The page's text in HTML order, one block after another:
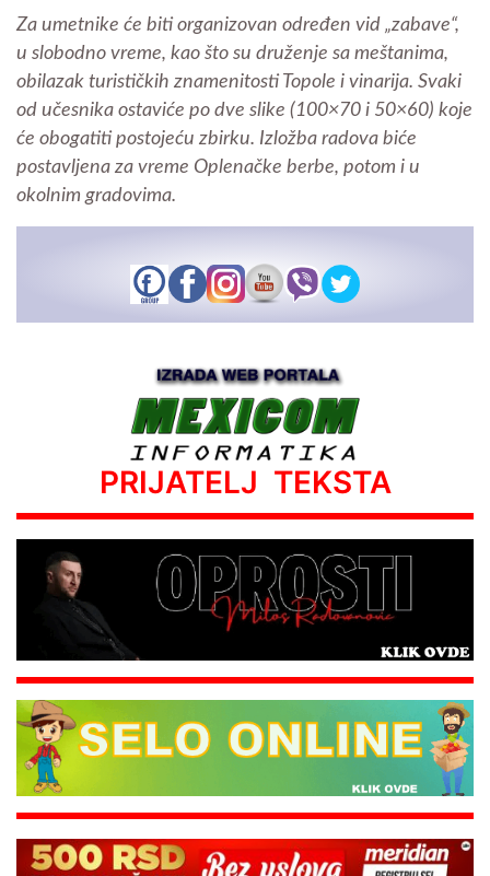
Za umetnike će biti organizovan određen vid „zabave“,
u slobodno vreme, kao što su druženje sa meštanima,
obilazak turističkih znamenitosti Topole i vinarija. Svaki
od učesnika ostaviće po dve slike (100×70 i 50×60) koje
će obogatiti postojeću zbirku. Izložba radova biće
postavljena za vreme Oplenačke berbe, potom i u
okolnim gradovima.
PRIJATELJ TEKSTA